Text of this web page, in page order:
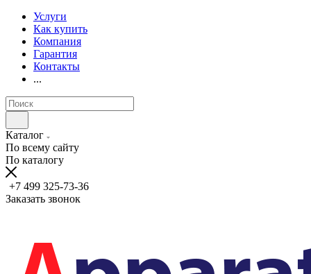
Услуги
Как купить
Компания
Гарантия
Контакты
...
Каталог
По всему сайту
По каталогу
+7 499 325-73-36
Заказать звонок